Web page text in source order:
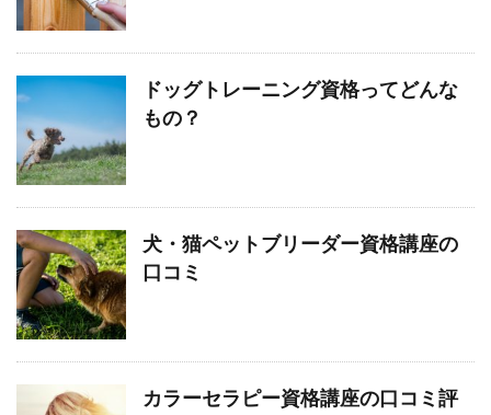
ドッグトレーニング資格ってどんな
もの？
犬・猫ペットブリーダー資格講座の
口コミ
カラーセラピー資格講座の口コミ評